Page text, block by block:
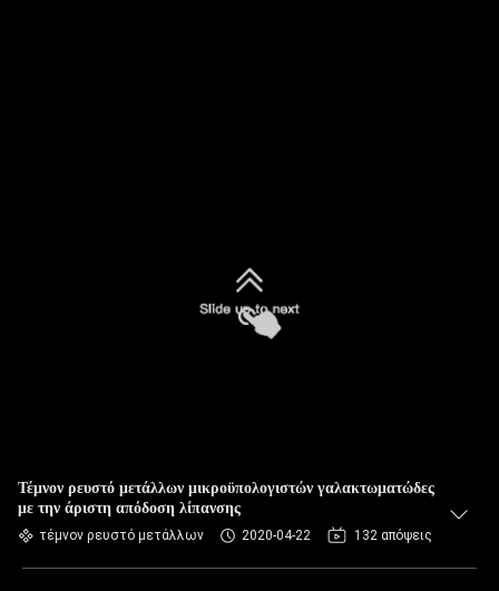
Τέμνον ρευστό μετάλλων μικροϋπολογιστών γαλακτωματώδες
με την άριστη απόδοση λίπανσης
τέμνον ρευστό μετάλλων 2020-04-22 132 απόψεις